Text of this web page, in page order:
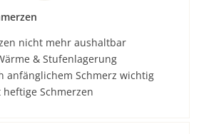
nicht mehr aushaltbar
& Stufenlagerung
anfänglichem Schmerz wichtig
Schmerzen